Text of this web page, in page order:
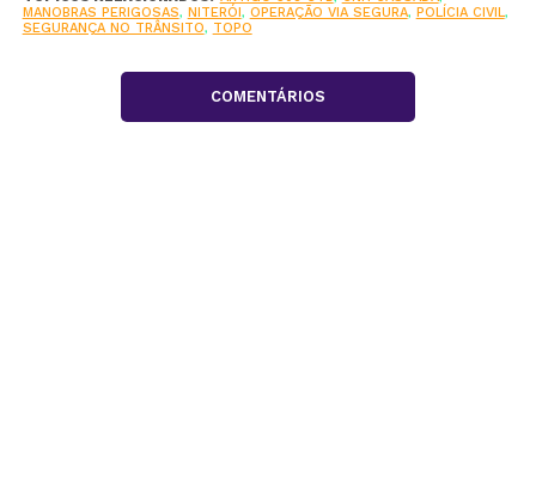
MANOBRAS PERIGOSAS, NITERÓI, OPERAÇÃO VIA SEGURA, POLÍCIA CIVIL,
SEGURANÇA NO TRÂNSITO, TOPO
COMENTÁRIOS